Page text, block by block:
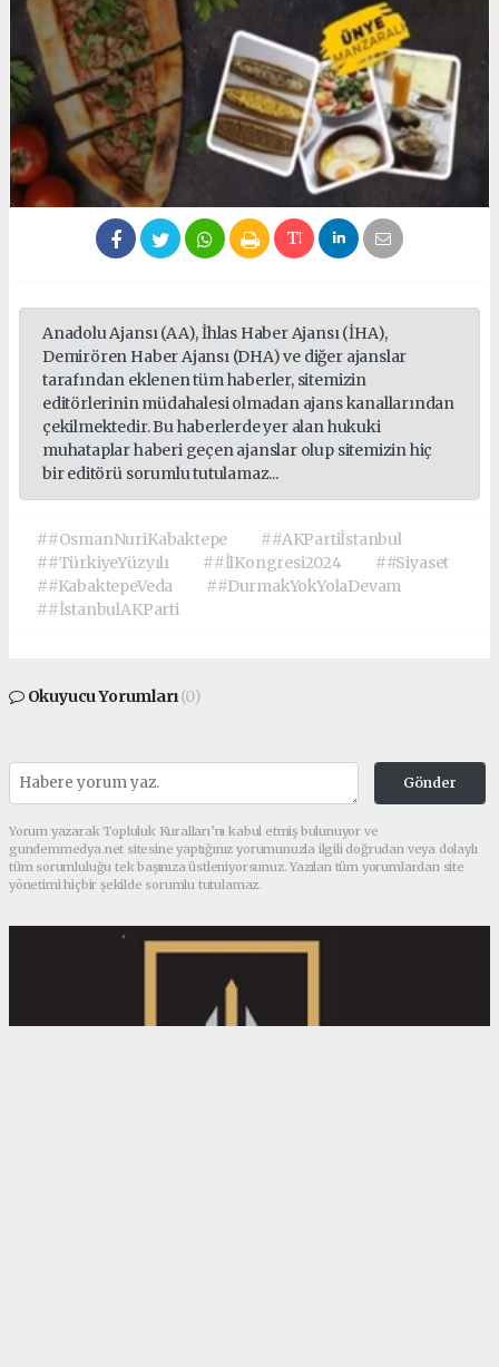
Anadolu Ajansı (AA), İhlas Haber Ajansı (İHA),
Demirören Haber Ajansı (DHA) ve diğer ajanslar
tarafından eklenen tüm haberler, sitemizin
editörlerinin müdahalesi olmadan ajans kanallarından
çekilmektedir. Bu haberlerde yer alan hukuki
muhataplar haberi geçen ajanslar olup sitemizin hiç
bir editörü sorumlu tutulamaz...
##OsmanNuriKabaktepe
##AKPartiİstanbul
##TürkiyeYüzyılı
##İlKongresi2024
##Siyaset
##KabaktepeVeda
##DurmakYokYolaDevam
##İstanbulAKParti
Okuyucu Yorumları(0)
Gönder
Yorum yazarak Topluluk Kuralları’nı kabul etmiş bulunuyor ve
gundemmedya.net sitesine yaptığınız yorumunuzla ilgili doğrudan veya dolaylı
tüm sorumluluğu tek başınıza üstleniyorsunuz. Yazılan tüm yorumlardan site
yönetimi hiçbir şekilde sorumlu tutulamaz.